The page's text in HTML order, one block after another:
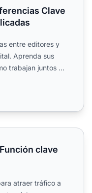
Clave
entre editores y
Aprenda sus
trabajan juntos en
en marketing
clave
atraer tráfico a